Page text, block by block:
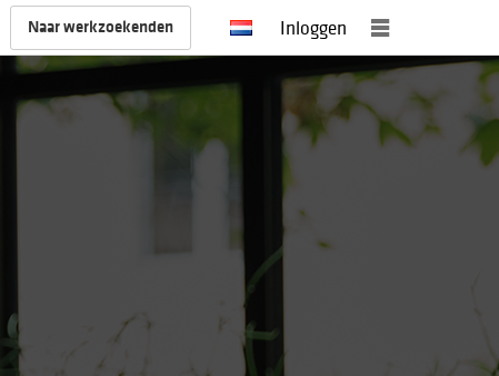
Naar werkzoekenden Inloggen